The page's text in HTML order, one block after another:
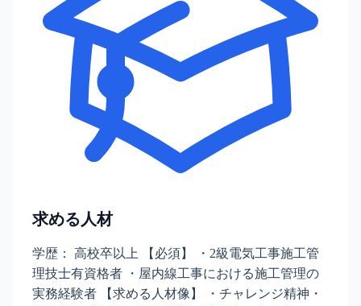
求める人材
学歴： 高校卒以上 【必須】 ・2級電気工事施工管
理技士有資格者 ・屋内線工事における施工管理の
実務経験者 【求める人材像】 ・チャレンジ精神・